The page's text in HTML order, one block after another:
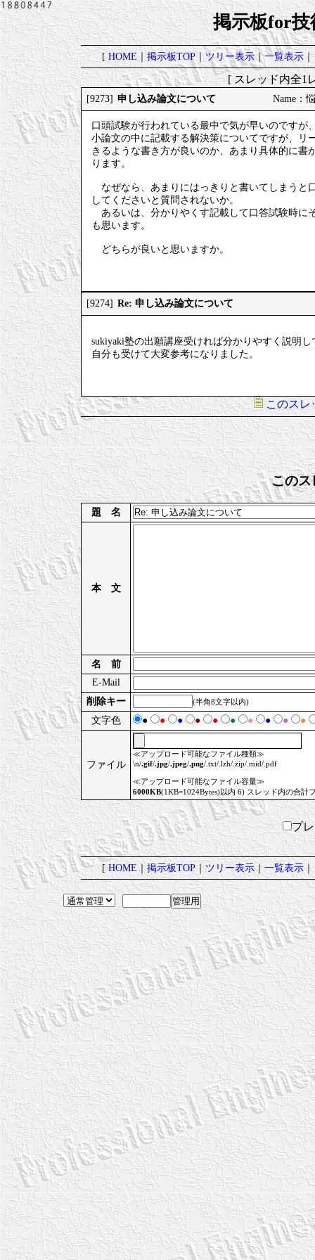
掲示板for技
[HOME｜掲示板TOP｜ツリー表示｜一覧表示｜
[ スレッド内全
[9273] 申し込み論文について Name：
口頭試験が行われている最中で気が早いのです
小論文の中に記載する解決策についてですが、リ
きるような書き方が良いのか、あまり具体的に
ります。
なぜなら、あまりにはっきりと書いてしまうと
してくださいと質問されないか。
あるいは、分かりやくす記載して口答試験時に
も思います。
どちらが良いと思いますか。
[9274] Re: 申し込み論文について
sukiyaki塾の出願講座受ければ分かりやすく説明
自分も受けて大変参考になりました。
このスレ
このス
題 名
本 文
名 前
E-Mail
削除キー
(半角8文字以内)
文字色 ● ● ● ● ● ● ● ● ● ●
ファイル
≪アップロード可能なファイル種類≫
\n/.gif/.jpg/.jpeg/.png/.txt/.lzh/.zip/.mid/.pdf
≪アップロード可能なファイル容量≫
6000KB(1KB=1024Bytes)以内 6) スレッド内の合計
プ
[HOME｜掲示板TOP｜ツリー表示｜一覧表示｜